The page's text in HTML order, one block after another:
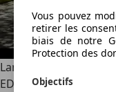
Land Rover Defender
Vous pouvez
retirer les
biais de notre
Protection des
Objectifs